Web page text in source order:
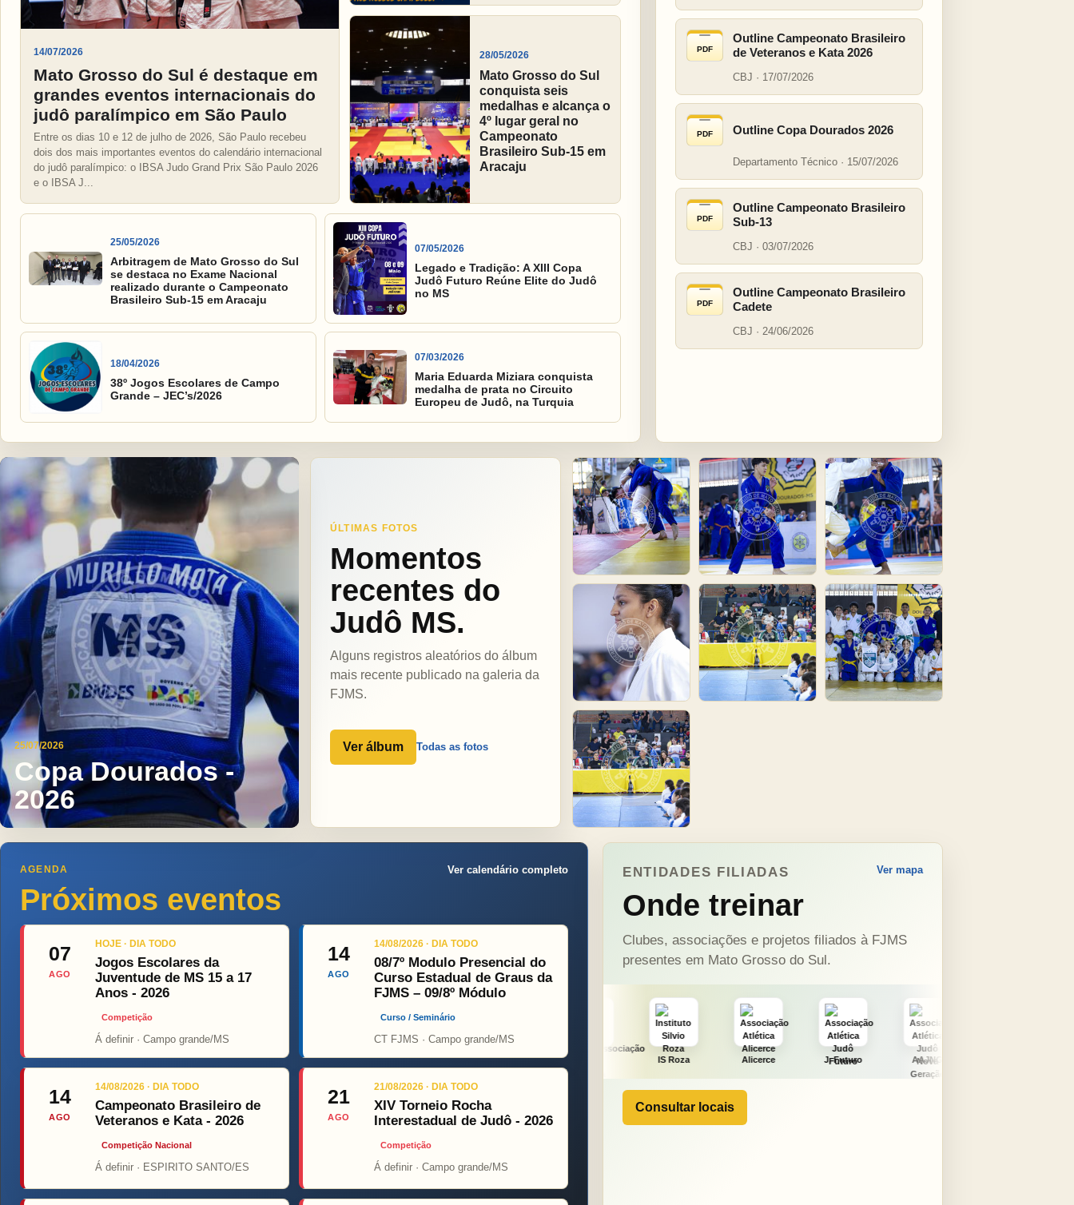
14/07/2026
Mato Grosso do Sul é destaque em
grandes eventos internacionais do
judô paralímpico em São Paulo
Entre os dias 10 e 12 de julho de 2026, São Paulo recebeu
dois dos mais importantes eventos do calendário internacional
do judô paralímpico: o IBSA Judo Grand Prix São Paulo 2026
e o IBSA J...
28/05/2026
Mato Grosso do Sul
conquista seis
medalhas e alcança o
4º lugar geral no
Campeonato
Brasileiro Sub-15 em
Aracaju
25/05/2026
Arbitragem de Mato Grosso do Sul
se destaca no Exame Nacional
realizado durante o Campeonato
Brasileiro Sub-15 em Aracaju
07/05/2026
Legado e Tradição: A XIII Copa
Judô Futuro Reúne Elite do Judô
no MS
18/04/2026
38º Jogos Escolares de Campo
Grande – JEC’s/2026
07/03/2026
Maria Eduarda Miziara conquista
medalha de prata no Circuito
Europeu de Judô, na Turquia
PDF
Outline Campeonato Brasileiro
de Veteranos e Kata 2026
CBJ · 17/07/2026
PDF Outline Copa Dourados 2026
Departamento Técnico · 15/07/2026
PDF
Outline Campeonato Brasileiro
Sub-13
CBJ · 03/07/2026
PDF
Outline Campeonato Brasileiro
Cadete
CBJ · 24/06/2026
25/07/2026
Copa Dourados -
2026
ÚLTIMAS FOTOS
Momentos
recentes do
Judô MS.
Alguns registros aleatórios do álbum
mais recente publicado na galeria da
FJMS.
Ver álbum Todas as fotos
AGENDA
Próximos eventos
Ver calendário completo
07
AGO
HOJE · DIA TODO
Jogos Escolares da
Juventude de MS 15 a 17
Anos - 2026
Competição
Á definir · Campo grande/MS
14
AGO
14/08/2026 · DIA TODO
08/7º Modulo Presencial do
Curso Estadual de Graus da
FJMS – 09/8º Módulo
Curso / Seminário
CT FJMS · Campo grande/MS
14
AGO
14/08/2026 · DIA TODO
Campeonato Brasileiro de
Veteranos e Kata - 2026
Competição Nacional
Á definir · ESPIRITO SANTO/ES
21
AGO
21/08/2026 · DIA TODO
XIV Torneio Rocha
Interestadual de Judô - 2026
Competição
Á definir · Campo grande/MS
ENTIDADES FILIADAS
Onde treinar
Ver mapa
Clubes, associações e projetos filiados à FJMS
presentes em Mato Grosso do Sul.
Top Fight ONÇA PINT PSOPJ IS Roza Alicerce J. Futuro AAJNG TSURU
Consultar locais